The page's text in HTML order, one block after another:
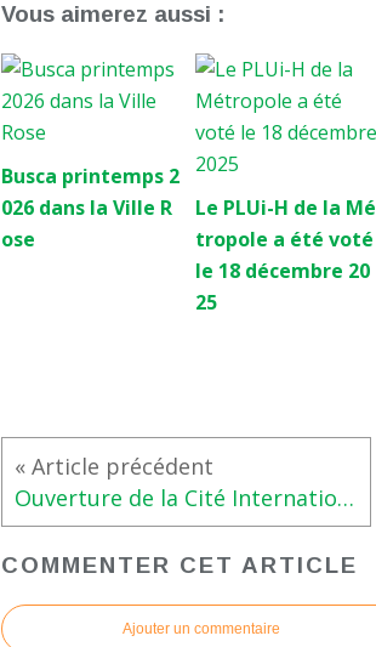
Vous aimerez aussi :
Busca printemps 2
026 dans la Ville R
ose
Le PLUi-H de la Mé
tropole a été voté
le 18 décembre 20
25
Ouverture de la Cité Internationale de Université de Toulouse - CIUT -
COMMENTER CET ARTICLE
Ajouter un commentaire